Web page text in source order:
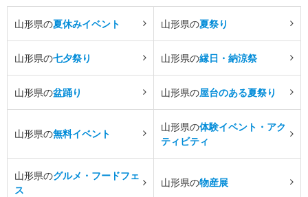
山形県の夏休みイベント 山形県の夏祭り
山形県の七夕祭り 山形県の縁日・納涼祭
山形県の盆踊り 山形県の屋台のある夏祭り
山形県の無料イベント
山形県の体験イベント・アク
ティビティ
山形県のグルメ・フードフェ
ス
山形県の物産展